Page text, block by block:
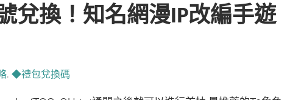
兌換！知名網漫IP改編手遊
, ◆禮包兌換碼